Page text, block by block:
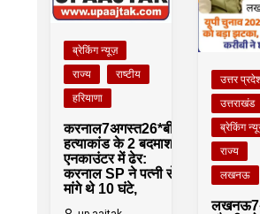
ब्रेकिंग न्यूज़
राज्य
राष्टीय
हरियाणा
करनाल7अगस्त26*बीरू
हत्याकांड के 2 बदमाश
एनकाउंटर में ढेर:
करनाल SP ने पत्नी से
मांगे थे 10 घंटे,
उत्तर
उत्तराखंड
ब्रेकिंग
राज्य
लखनऊ